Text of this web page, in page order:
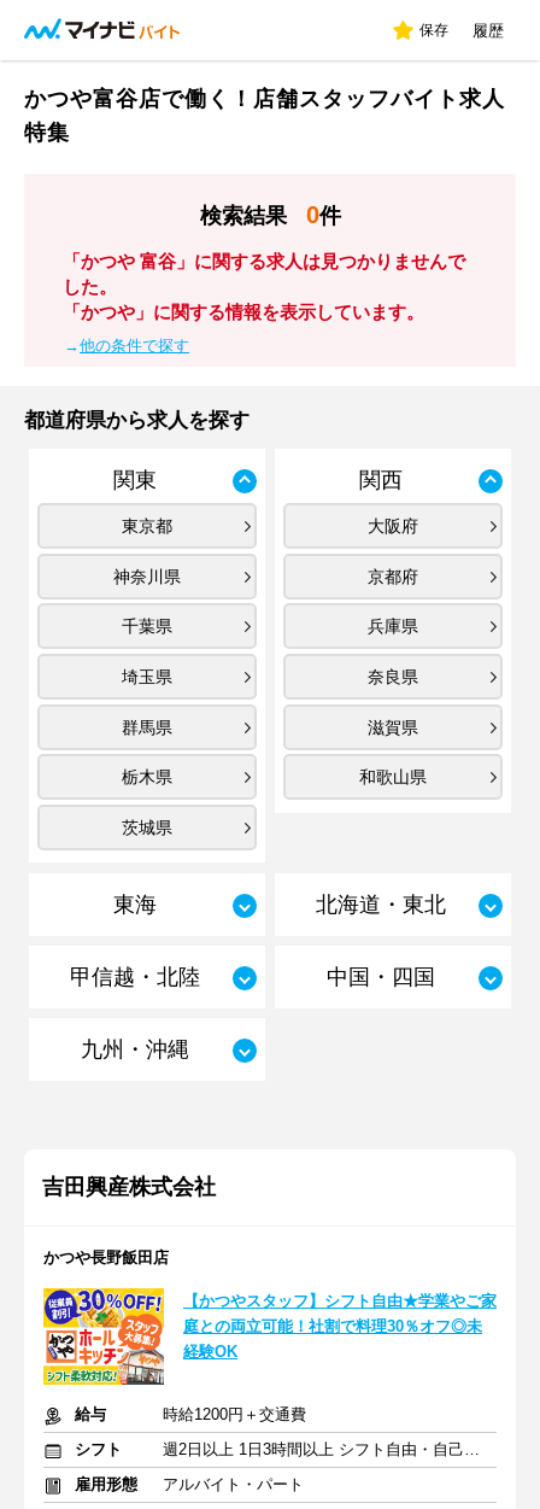
保存 履歴
かつや富谷店で働く！店舗スタッフバイト求人
特集
検索結果 0件
「かつや 富谷」に関する求人は見つかりませんで
した。
「かつや」に関する情報を表示しています。
→他の条件で探す
都道府県から求人を探す
関東
東京都
神奈川県
千葉県
埼玉県
群馬県
栃木県
茨城県
関西
大阪府
京都府
兵庫県
奈良県
滋賀県
和歌山県
東海 北海道・東北
甲信越・北陸 中国・四国
九州・沖縄
吉田興産株式会社
かつや長野飯田店
【かつやスタッフ】シフト自由★学業やご家
庭との両立可能！社割で料理30％オフ◎未
経験OK
給与
時給1200円＋交通費
シフト
週2日以上 1日3時間以上 シフト自由・自己申告
雇用形態
アルバイト・パート